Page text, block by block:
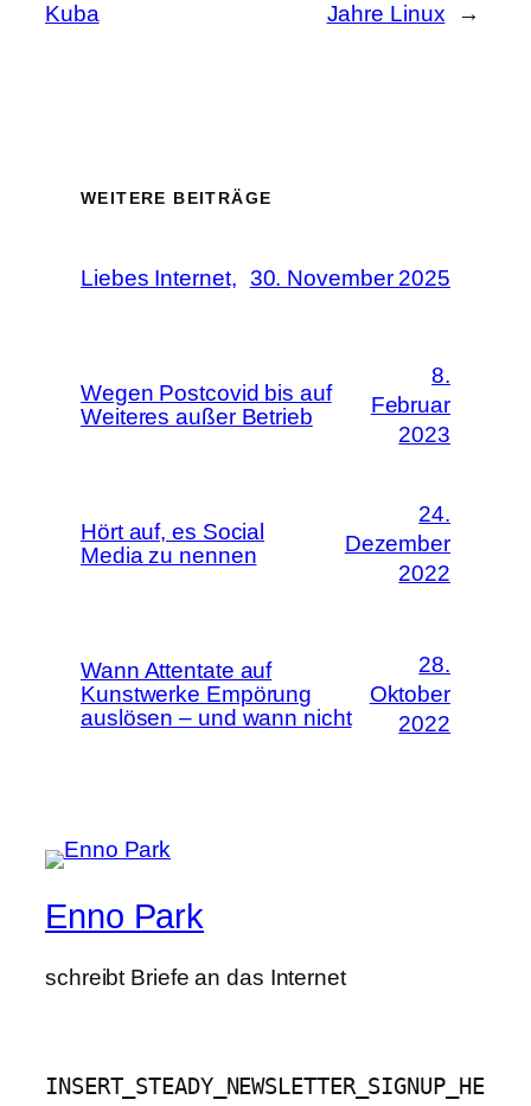
Kuba
Jahre Linux
→
WEITERE BEITRÄGE
Liebes Internet, 30. November 2025
Wegen Postcovid bis auf
Weiteres außer Betrieb
8.
Februar
2023
Hört auf, es Social
Media zu nennen
24.
Dezember
2022
Wann Attentate auf
Kunstwerke Empörung
auslösen – und wann nicht
28.
Oktober
2022
Enno Park
schreibt Briefe an das Internet
INSERT_STEADY_NEWSLETTER_SIGNUP_HE